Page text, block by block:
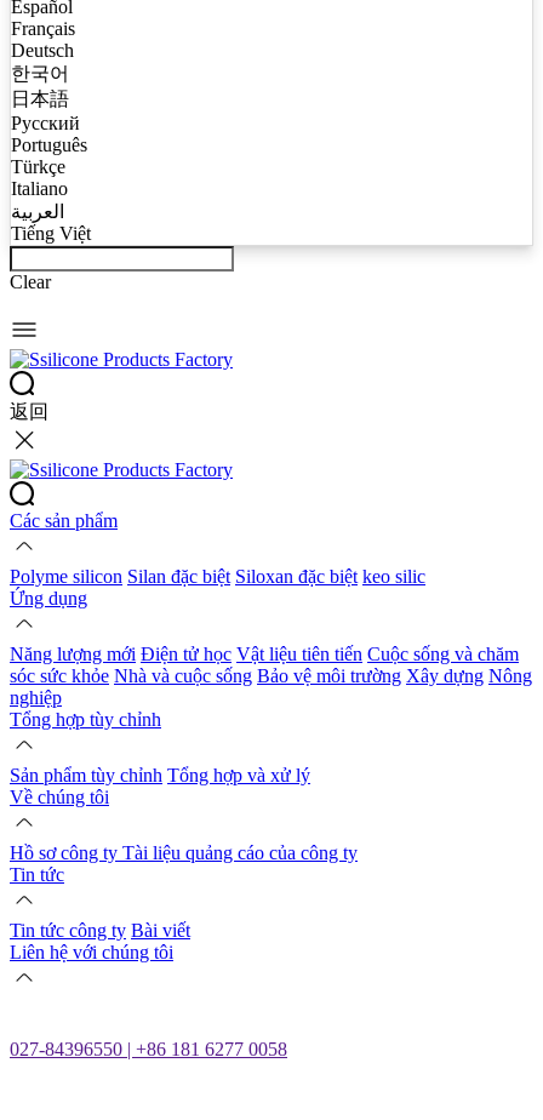
Español
Français
Deutsch
한국어
日本語
Русский
Português
Türkçe
Italiano
العربية
Tiếng Việt
Clear
返回
Các sản phẩm
Polyme silicon Silan đặc biệt Siloxan đặc biệt keo silic
Ứng dụng
Năng lượng mới Điện tử học Vật liệu tiên tiến Cuộc sống và chăm
sóc sức khỏe Nhà và cuộc sống Bảo vệ môi trường Xây dựng Nông
nghiệp
Tổng hợp tùy chỉnh
Sản phẩm tùy chỉnh Tổng hợp và xử lý
Về chúng tôi
Hồ sơ công ty Tài liệu quảng cáo của công ty
Tin tức
Tin tức công ty Bài viết
Liên hệ với chúng tôi
027-84396550 | +86 181 6277 0058